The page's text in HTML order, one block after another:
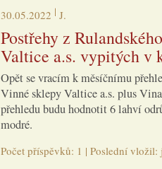
30.05.2022 J.
Postřehy z
Valtice a.s. vypitých v
Opět se vracím k měsíčnímu
Vinné sklepy Valtice a.s. plus
přehledu budu hodnotit 6 lahví
modré.
Počet příspěvků: 1 | Poslední